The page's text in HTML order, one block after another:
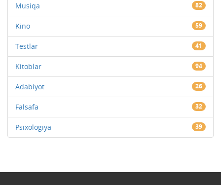
Musiqa 82
Kino 59
Testlar 41
Kitoblar 94
Adabiyot 26
Falsafa 32
Psixologiya 39